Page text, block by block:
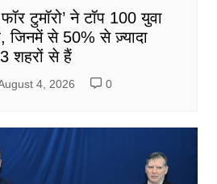
टुमॉरो’ ने टॉप 100 युवा
जिनमें से 50% से ज़्यादा
शहरों से हैं
4, 2026 0